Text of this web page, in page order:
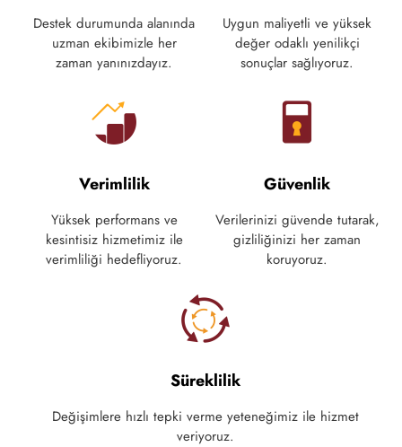
Destek durumunda alanında
uzman ekibimizle her
zaman yanınızdayız.
Uygun maliyetli ve yüksek
değer odaklı yenilikçi
sonuçlar sağlıyoruz.
Verimlilik
Yüksek performans ve
kesintisiz hizmetimiz ile
verimliliği hedefliyoruz.
Güvenlik
Verilerinizi güvende tutarak,
gizliliğinizi her zaman
koruyoruz.
Süreklilik
Değişimlere hızlı tepki verme yeteneğimiz ile hizmet
veriyoruz.